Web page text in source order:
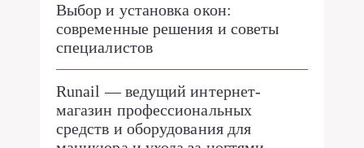
Выбор и установка окон:
современные решения и советы
специалистов
Runail — ведущий интернет-
магазин профессиональных
средств и оборудования для